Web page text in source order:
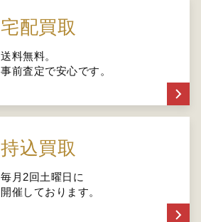
宅配買取
送料無料。
事前査定で安心です。
持込買取
毎月2回土曜日に
開催しております。